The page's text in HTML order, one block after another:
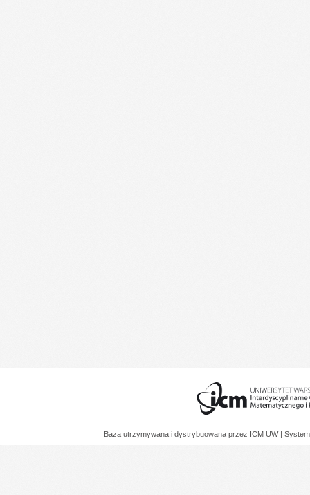
Baza utrzymywana i dystrybuowana przez ICM UW |